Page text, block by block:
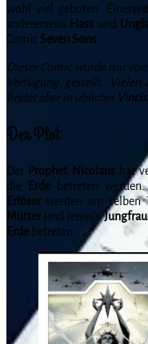
wohl viel geboten.
andererseits Hass und
Comic Seven Sons
Dieser Comic wurde mir
Verfügung gestellt. Vielen
findet aber in üblicher
Der Plot
Der Prophet Nicolaushat
die
Erdebetreten
Erlöserwerden am selben
Müttersind jeweils
Erde betreten.